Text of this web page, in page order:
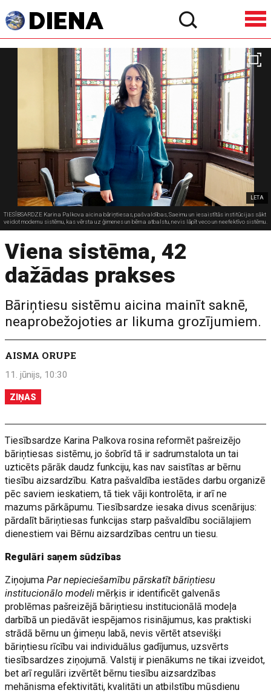
LETA
TIESĪBSARDZE Karina Palkova aicina bāriņtiesas, pašvaldības, Saeimu un iesaistītās institūcijas sākt
veidot modernu sistēmu, kas vērsta uz ģimenes un bērna atbalstu, nevis lāpīt veco un neefektīvo sistēmu.
Viena sistēma, 42
dažādas prakses
Bāriņtiesu sistēmu aicina mainīt saknē,
neaprobežojoties ar likuma grozījumiem.
AISMA ORUPE
11. jūnijs, 10:30
ZIŅAS
Tiesībsardze Karina Palkova rosina reformēt pašreizējo
bāriņtiesas sistēmu, jo šobrīd tā ir sadrumstalota un tai
uzticēts pārāk daudz funkciju, kas nav saistītas ar bērnu
tiesību aizsardzību. Katra pašvaldība iestādes darbu organizē
pēc saviem ieskatiem, tā tiek vāji kontrolēta, ir arī ne
mazums pārkāpumu. Tiesībsardze iesaka divus scenārijus:
pārdalīt bāriņtiesas funkcijas starp pašvaldību sociālajiem
dienestiem vai Bērnu aizsardzības centru un tiesu.
Regulāri saņem sūdzības
ZiņojumaPar nepieciešamību pārskatīt bāriņtiesu
institucionālo modelimērķis ir identificēt galvenās
problēmas pašreizējā bāriņtiesu institucionālā modeļa
darbībā un piedāvāt iespējamos risinājumus, kas praktiski
strādā bērnu un ģimeņu labā, nevis vērtēt atsevišķi
bāriņtiesu rīcību vai individuālus gadījumus, uzsvērts
tiesībsardzes ziņojumā. Valstij ir pienākums ne tikai izveidot,
bet arī regulāri izvērtēt bērnu tiesību aizsardzības
mehānisma efektivitāti, kvalitāti un atbilstību mūsdienu